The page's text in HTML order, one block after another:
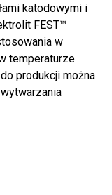
katodowymi i
FEST™
w
temperaturze
produkcji można